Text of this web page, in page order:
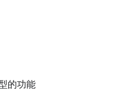
的功能